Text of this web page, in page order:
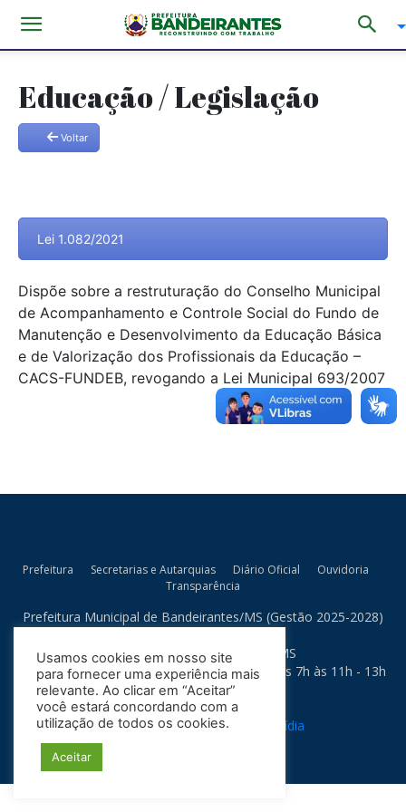
Educação / Legislação
Voltar
Lei 1.082/2021
Dispõe sobre a restruturação do Conselho Municipal
de Acompanhamento e Controle Social do Fundo de
Manutenção e Desenvolvimento da Educação Básica
e de Valorização dos Profissionais da Educação –
CACS-FUNDEB, revogando a Lei Municipal 693/2007
Prefeitura Secretarias e Autarquias Diário Oficial
Ouvidoria
Transparência
Prefeitura Municipal de Bandeirantes/MS (Gestão 2025-2028)
79.430-015 - Bandeirantes - MS
Horário de Atendimento: Segunda a Sexta das 7h às 11h - 13h
às 17h
Política de Privacidade
Site desenvolvido por:
Soma Mídia
Usamos cookies em nosso site
para fornecer uma experiência mais
relevante. Ao clicar em “Aceitar”
você estará concordando com a
utilização de todos os cookies.
Aceitar